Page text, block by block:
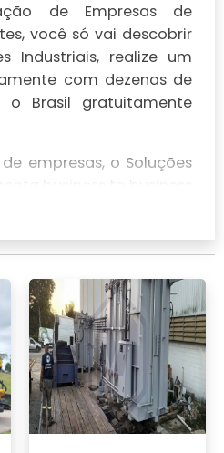
de Empresas de
você só vai descobrir
Industriais, realize um
com dezenas de
Brasil gratuitamente
empresas, o Soluções
business to business
área industrial. Para
de Empresas de
clique em um ou mais